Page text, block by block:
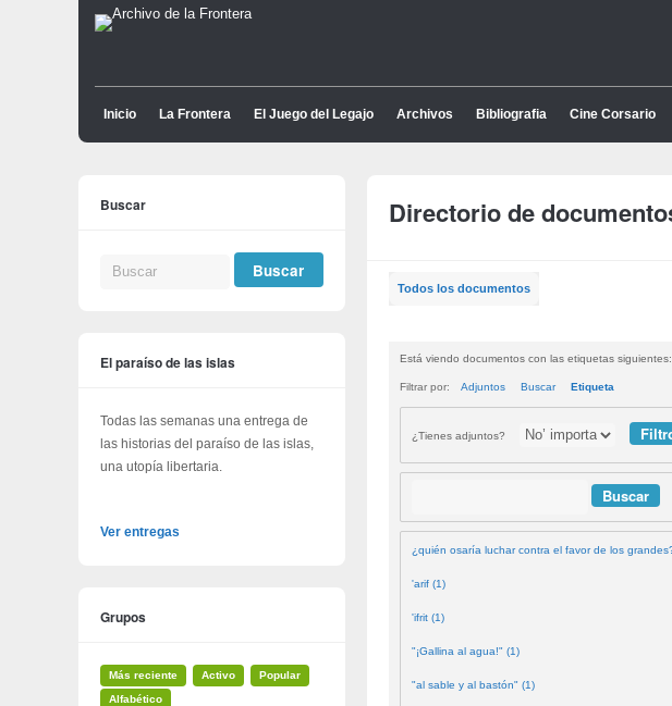
Inicio La Frontera El Juego del Legajo Archivos Bibliografia Cine Corsario
Directorio de
Todos los documentos
Está viendo documentos con las etiquetas siguientes:
Filtrar por: Adjuntos Buscar Etiqueta
¿Tienes adjuntos?
¿quién osaría luchar contra el favor de los
'arif (1)
'ifrit (1)
"¡Gallina al agua!" (1)
"al sable y al bastón" (1)
Buscar
El paraíso de las islas
Todas las semanas una entrega de
las historias del paraíso de las islas,
una utopía libertaria.
Ver entregas
Grupos
Más reciente Activo
Popular
Alfabético